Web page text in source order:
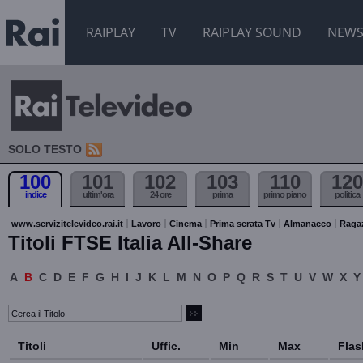
RAIPLAY TV RAIPLAY SOUND NEWS
SOLO TESTO
100
indice
101
ultim'ora
102
24 ore
103
prima
110
primo piano
120
politica
www.servizitelevideo.rai.it Lavoro Cinema Prima serata Tv Almanacco
Titoli FTSE Italia All-Share
A B C D E F G H I J K L M N O P Q R S T U V W X Y
Titoli Uffic. Min Max